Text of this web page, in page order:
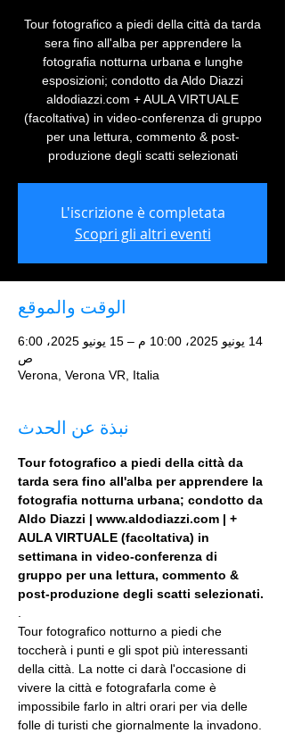
Tour fotografico a piedi della città da tarda
sera fino all'alba per apprendere la
fotografia notturna urbana e lunghe
esposizioni; condotto da Aldo Diazzi
aldodiazzi.com + AULA VIRTUALE
(facoltativa) in video-conferenza di gruppo
per una lettura, commento & post-
produzione degli scatti selezionati
L'iscrizione è completata
Scopri gli altri eventi
الوقت والموقع
14 يونيو 2025، 10:00 م – 15 يونيو 2025، 6:00
ص
Verona, Verona VR, Italia
نبذة عن الحدث
Tour fotografico a piedi della città da
tarda sera fino all'alba per apprendere la
fotografia notturna urbana; condotto da
Aldo Diazzi | www.aldodiazzi.com | +
AULA VIRTUALE (facoltativa) in
settimana in video-conferenza di
gruppo per una lettura, commento &
post-produzione degli scatti selezionati.
Tour fotografico notturno a piedi che
toccherà i punti e gli spot più interessanti
della città. La notte ci darà l'occasione di
vivere la città e fotografarla come è
impossibile farlo in altri orari per via delle
folle di turisti che giornalmente la invadono.